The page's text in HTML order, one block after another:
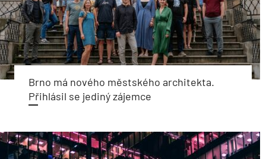
Brno má nového městského architekta.
Přihlásil se jediný zájemce